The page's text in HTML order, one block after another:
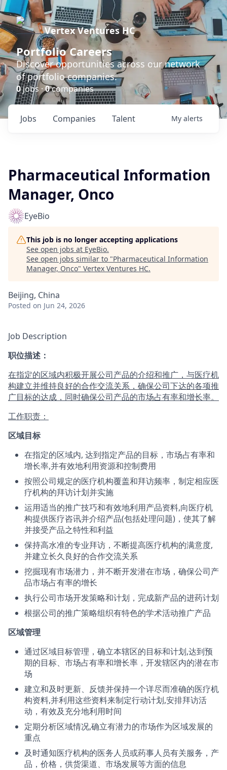
Vertex Ventures HC
Portfolio Careers
Discover opportunities across our network
of portfolio companies.
0jobs ·0companies
Jobs Companies Talent My alerts
Pharmaceutical Information
Manager, Onco
EyeBio
This job is no longer accepting applications
See open jobs at EyeBio.
See open jobs similar to "Pharmaceutical Information
Manager, Onco" Vertex Ventures HC.
Beijing, China
Posted on Jun 24, 2026
Job Description
职位描述：
在指定的区域内积极开展公司产品的介绍和推广，与医疗机
构建立并维持良好的合作交流关系，确保公司下达的各项推
广目标的达成，同时确保公司产品的市场占有率和增长率。
工作职责：
区域目标
在指定的区域内, 达到指定产品的目标，市场占有率和
增长率,并有效地利用资源和控制费用
按照公司规定的医疗机构覆盖和拜访频率，制定相应医
疗机构的拜访计划并实施
运用适当的推广技巧和有效地利用产品资料,向医疗机
构提供医疗咨讯并介绍产品(包括处理问题)，使其了解
并接受产品之特性和利益
保持高水准的专业拜访，不断提高医疗机构的满意度,
并建立长久良好的合作交流关系
挖掘现有市场潜力，并不断开发潜在市场，确保公司产
品市场占有率的增长
执行公司市场开发策略和计划，完成新产品的进药计划
根据公司的推广策略组织有特色的学术活动推广产品
区域管理
通过区域目标管理，确立本辖区的目标和计划,达到预
期的目标、市场占有率和增长率，开发辖区内的潜在市
场
建立和及时更新、反馈并保持一个详尽而准确的医疗机
构资料,并利用这些资料来制定行动计划,安排拜访活
动，有效及充分地利用时间
定期分析区域情况,确立有潜力的市场作为区域发展的
重点
及时通知医疗机构的医务人员或药事人员有关服务，产
品，价格，供货渠道、市场发展等方面的信息